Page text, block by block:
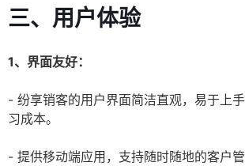
三、用户体验
1、界面友好：
- 纷享销客的用户界面简洁直观，易于上
习成本。
- 提供移动端应用，支持随时随地的客户管